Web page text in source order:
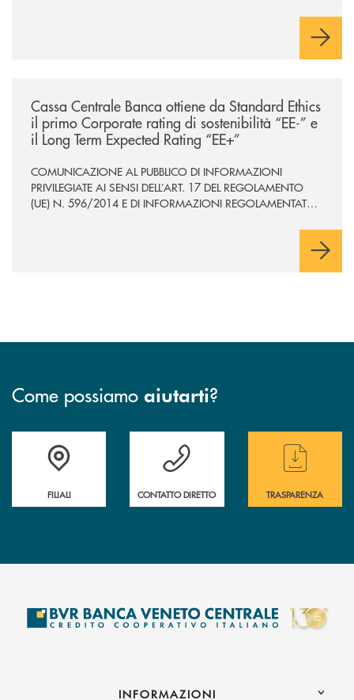
Cassa Centrale Banca ottiene da Standard Ethics
il primo Corporate rating di sostenibilità “EE-” e
il Long Term Expected Rating “EE+”
COMUNICAZIONE AL PUBBLICO DI INFORMAZIONI
PRIVILEGIATE AI SENSI DELL’ART. 17 DEL REGOLAMENTO
(UE) N. 596/2014 E DI INFORMAZIONI REGOLAMENTATE
Come possiamo aiutarti?
Trova la filiale più vicina a te
FILIALI
Hai bisogno di assistenza immediata ?
CONTATTO DIRETTO
Hai bisogno di
TRASPARENZA
INFORMAZIONI